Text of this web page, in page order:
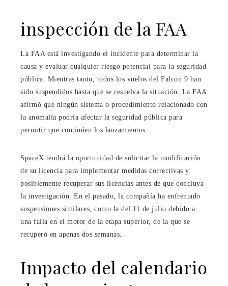
inspección de la FAA
La FAA está investigando el incidente para determinar la
causa y evaluar cualquier riesgo potencial para la seguridad
pública. Mientras tanto, todos los vuelos del Falcon 9 han
sido suspendidos hasta que se resuelva la situación. La FAA
afirmó que ningún sistema o procedimiento relacionado con
la anomalía podría afectar la seguridad pública para
permitir que continúen los lanzamientos.
SpaceX tendrá la oportunidad de solicitar la modificación
de su licencia para implementar medidas correctivas y
posiblemente recuperar sus licencias antes de que concluya
la investigación. En el pasado, la compañía ha enfrentado
suspensiones similares, como la del 11 de julio debido a
una falla en el motor de la etapa superior, de la que se
recuperó en apenas dos semanas.
Impacto del calendario